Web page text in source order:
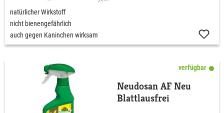
natürlicher Wirkstoff
nicht bienengefährlich
auch gegen Kaninchen wirksam
verfügbar
Neudosan AF Neu
Blattlausfrei